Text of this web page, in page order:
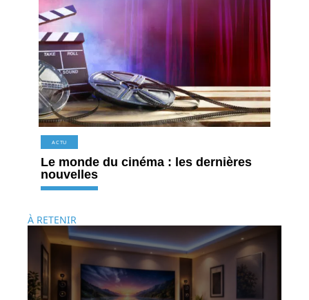
ACTU
Le monde du cinéma : les dernières
nouvelles
À RETENIR